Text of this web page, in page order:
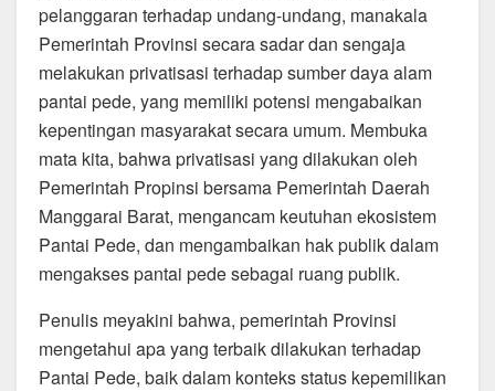
pelanggaran terhadap undang-undang, manakala
Pemerintah Provinsi secara sadar dan sengaja
melakukan privatisasi terhadap sumber daya alam
pantai pede, yang memiliki potensi mengabaikan
kepentingan masyarakat secara umum. Membuka
mata kita, bahwa privatisasi yang dilakukan oleh
Pemerintah Propinsi bersama Pemerintah Daerah
Manggarai Barat, mengancam keutuhan ekosistem
Pantai Pede, dan mengambaikan hak publik dalam
mengakses pantai pede sebagai ruang publik.
Penulis meyakini bahwa, pemerintah Provinsi
mengetahui apa yang terbaik dilakukan terhadap
Pantai Pede, baik dalam konteks status kepemilikan